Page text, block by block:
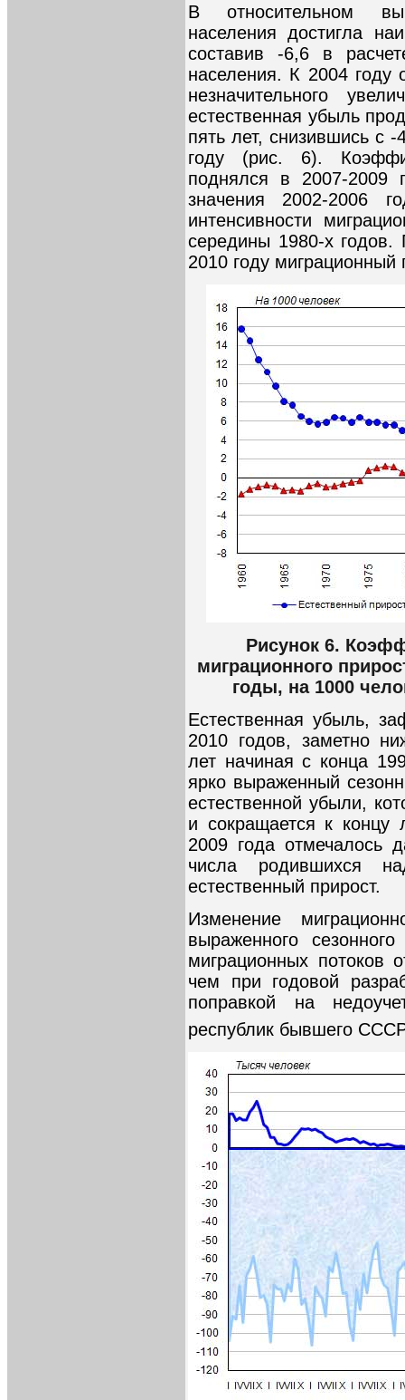
В относительном
населения достигла
составив -6,6 в
населения. К 2004
незначительного
естественная убыль
пять лет, снизившись
году (рис. 6).
поднялся в 2007-
значения 2002-2006
интенсивности
середины 1980-х годов.
2010 году
Рисунок 6.
миграционного
годы, на 1000
Естественная убыль,
2010 годов, заметно
лет начиная с конца
ярко выраженный
естественной убыли,
и сокращается к концу
2009 года отмечалось
числа родившихся
естественный прирост.
Изменение
выраженного
миграционных потоков
чем при годовой
поправкой на
республик бывшего